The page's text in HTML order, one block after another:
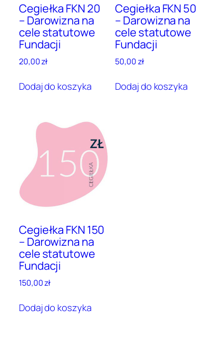
Cegiełka FKN 20
– Darowizna na
cele statutowe
Fundacji
20,00zł
Dodaj do koszyka
Cegiełka FKN 50
– Darowizna na
cele statutowe
Fundacji
50,00zł
Dodaj do koszyka
Cegiełka FKN 150
– Darowizna na
cele statutowe
Fundacji
150,00zł
Dodaj do koszyka